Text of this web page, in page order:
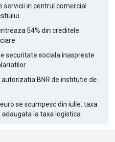
servicii in centrul comercial
54% din creditele
securitate sociala inaspreste
BNR de institutie de
se scumpesc din iulie: taxa
la taxa logistica